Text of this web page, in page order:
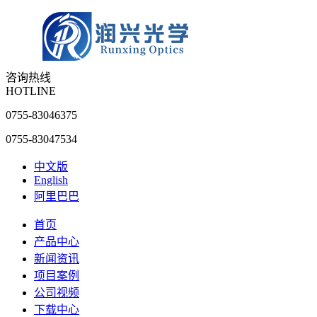
咨询热线
HOTLINE
0755-83046375
0755-83047534
中文版
English
阿里巴巴
首页
产品中心
新闻资讯
项目案例
公司视频
下载中心